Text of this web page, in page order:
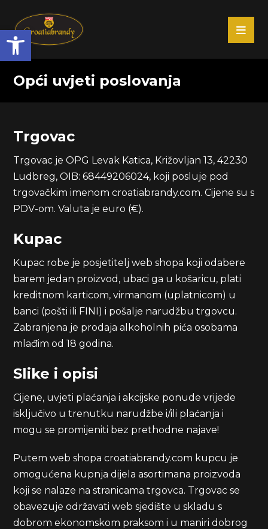
Open toolbar
Opći uvjeti poslovanja
Trgovac
Trgovac je OPG Levak Katica, Križovljan 13, 42230
Ludbreg, OIB: 68449206024, koji posluje pod
trgovačkim imenom croatiabrandy.com. Cijene su s
PDV-om. Valuta je euro (€).
Kupac
Kupac robe je posjetitelj web shopa koji odabere
barem jedan proizvod, ubaci ga u košaricu, plati
kreditnom karticom, virmanom (uplatnicom) u
banci (pošti ili FINI) i pošalje narudžbu trgovcu.
Zabranjena je prodaja alkoholnih pića osobama
mlađim od 18 godina.
Slike i opisi
Cijene, uvjeti plaćanja i akcijske ponude vrijede
isključivo u trenutku narudžbe i/ili plaćanja i
mogu se promijeniti bez prethodne najave!
Putem web shopa croatiabrandy.com kupcu je
omogućena kupnja dijela asortimana proizvoda
koji se nalaze na stranicama trgovca. Trgovac se
obavezuje održavati web sjedište u skladu s
dobrom ekonomskom praksom i u maniri dobrog